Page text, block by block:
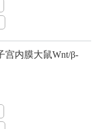
宫内膜大鼠Wnt/β-